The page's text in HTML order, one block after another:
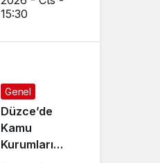
15:30
Genel
Düzce’de
Kamu
Kurumları